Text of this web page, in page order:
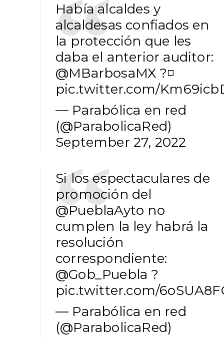
Había alcaldes y
alcaldesas confiados en
la protección que les
daba el anterior auditor:
@MBarbosaMX ?◽️
pic.twitter.com/
— Parabólica en red
(@ParabolicaRed)
September 27, 2022
Si los espectaculares de
promoción del
@PueblaAyto no
cumplen la ley habrá la
resolución
correspondiente:
@Gob_Puebla ?
pic.twitter.com/
— Parabólica en red
(@ParabolicaRed)